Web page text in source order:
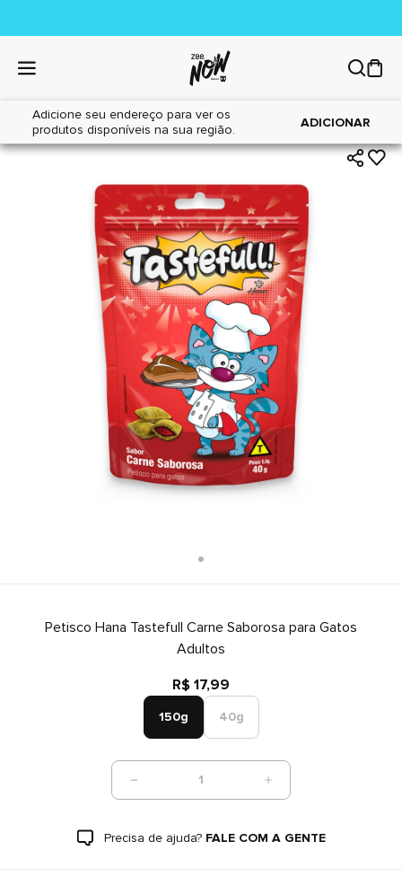
Adicione seu endereço para ver os
produtos disponíveis na sua região.
ADICIONAR
Home|Gatos|Petiscos
Petisco Hana Tastefull Carne Saborosa para Gatos
Adultos
R$ 17,99
150g 40g
1
Precisa de ajuda? FALE COM A GENTE